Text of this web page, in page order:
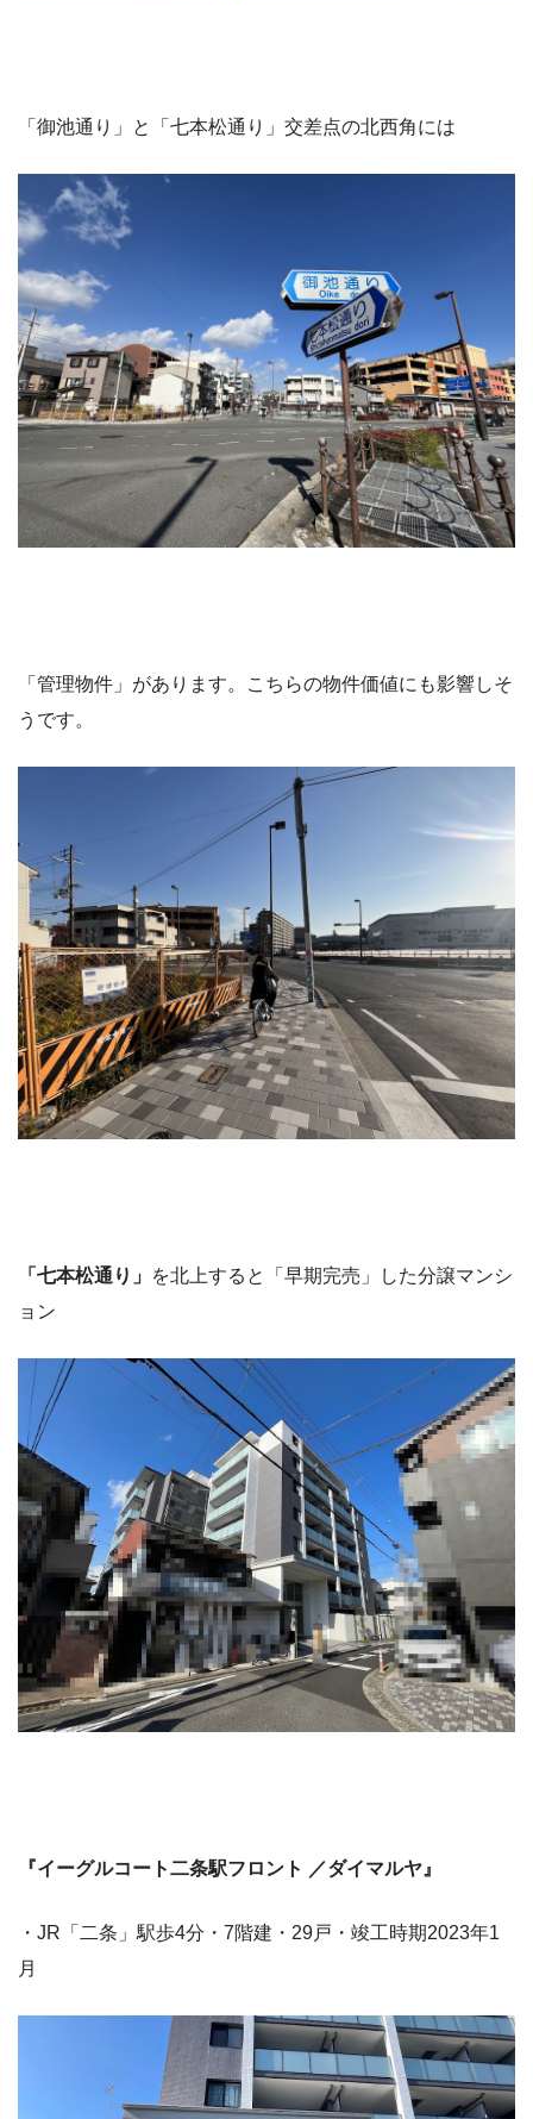
「御池通り」と「七本松通り」交差点の北西角には
「管理物件」があります。こちらの物件価値にも影響しそ
うです。
「七本松通り」 を北上すると「早期完売」した分譲マンシ
ョン
『イーグルコート二条駅フロント ／ダイマルヤ』
・JR「二条」駅歩4分・7階建・29戸・竣工時期2023年1
月